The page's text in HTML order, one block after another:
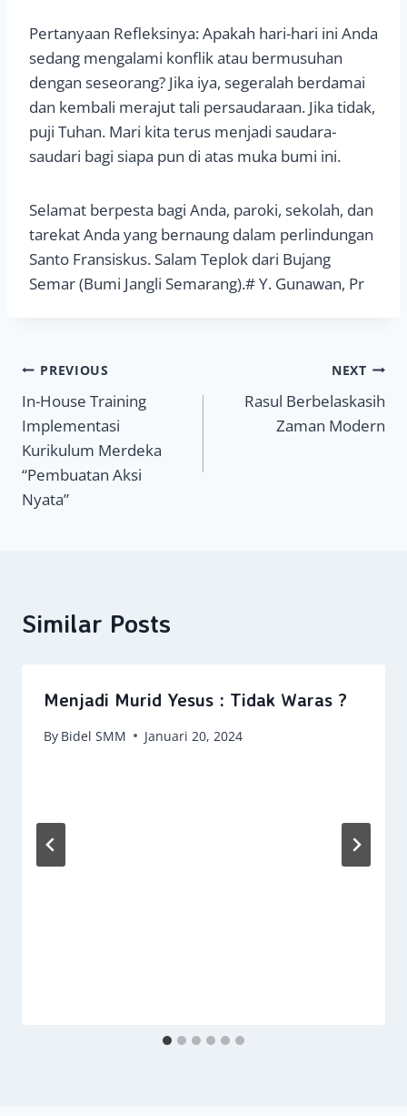
Pertanyaan Refleksinya: Apakah hari-hari ini Anda
sedang mengalami konflik atau bermusuhan
dengan seseorang? Jika iya, segeralah berdamai
dan kembali merajut tali persaudaraan. Jika tidak,
puji Tuhan. Mari kita terus menjadi saudara-
saudari bagi siapa pun di atas muka bumi ini.
Selamat berpesta bagi Anda, paroki, sekolah, dan
tarekat Anda yang bernaung dalam perlindungan
Santo Fransiskus. Salam Teplok dari Bujang
Semar (Bumi Jangli Semarang).# Y. Gunawan, Pr
Navigasi
pos
PREVIOUS
In-House Training
Implementasi
Kurikulum Merdeka
“Pembuatan Aksi
Nyata”
NEXT
Rasul Berbelaskasih
Zaman Modern
Similar Posts
Menjadi Murid Yesus : Tidak Waras ?
By Bidel SMM Januari 20, 2024